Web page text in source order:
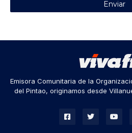
Emisora Comunitaria de la
del Pintao, originamos desde